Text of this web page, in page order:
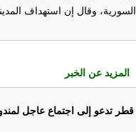
السورية، وقال إن استهداف
المزيد عن الخبر
قطر تدعو إلى اجتماع عاجل